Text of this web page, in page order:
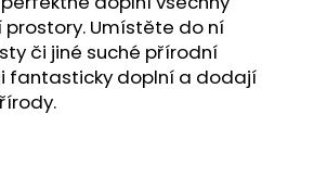
Umístěte do ní
či jiné suché přírodní
fantasticky doplní a dodají